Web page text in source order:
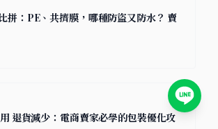
拼：PE、共擠膜，哪種防盜又防水？ 賣
退貨減少：電商賣家必學的包裝優化攻